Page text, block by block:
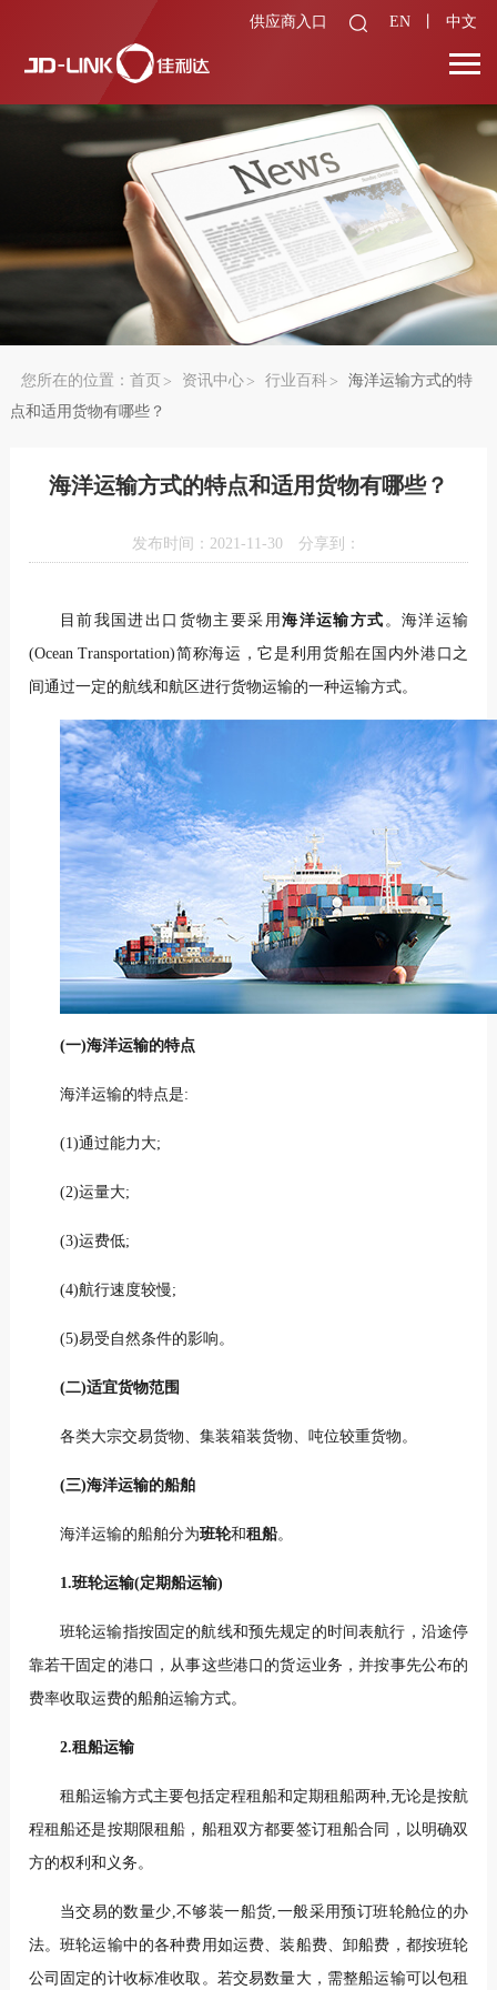
供应商入口 EN 中文
您所在的位置： 首页 资讯中心 行业百科
海洋运输方式的特
点和适用货物有哪些？
海洋运输方式的特点和适用货物有哪些？
发布时间：2021-11-30 分享到：
目前我国进出口货物主要采用海洋运输方式 。海洋运输
(Ocean Transportation)简称海运，它是利用货船在国内外港口之
间通过一定的航线和航区进行货物运输的一种运输方式。
(一)海洋运输的特点
海洋运输的特点是:
(1)通过能力大;
(2)运量大;
(3)运费低;
(4)航行速度较慢;
(5)易受自然条件的影响。
(二)适宜货物范围
各类大宗交易货物、集装箱装货物、吨位较重货物。
(三)海洋运输的船舶
海洋运输的船舶分为班轮和租船。
1.班轮运输(定期船运输)
班轮运输指按固定的航线和预先规定的时间表航行，沿途停
靠若干固定的港口，从事这些港口的货运业务，并按事先公布的
费率收取运费的船舶运输方式。
2.租船运输
租船运输方式主要包括定程租船和定期租船两种,无论是按航
程租船还是按期限租船，船租双方都要签订租船合同，以明确双
方的权利和义务。
当交易的数量少,不够装一船货,一般采用预订班轮舱位的办
法。班轮运输中的各种费用如运费、装船费、卸船费，都按班轮
公司固定的计收标准收取。若交易数量大，需整船运输可以包租